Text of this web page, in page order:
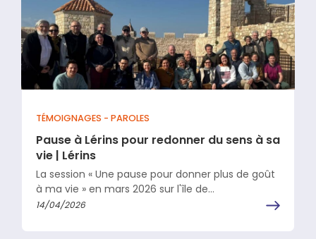
TÉMOIGNAGES - PAROLES
Pause à Lérins pour redonner du sens à sa
vie | Lérins
La session « Une pause pour donner plus de goût
à ma vie » en mars 2026 sur l'île de…
14/04/2026